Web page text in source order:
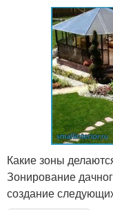
Какие зоны
Зонирование
создание